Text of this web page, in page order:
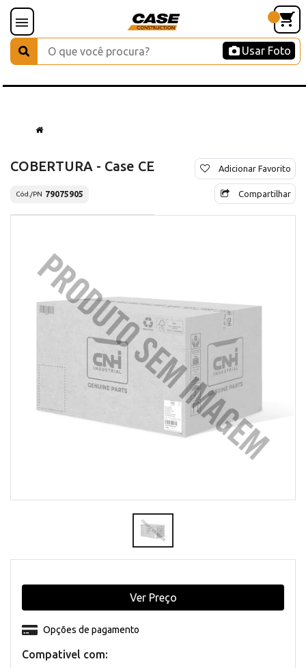
Usar Foto
COBERTURA - Case CE
Cód./PN 79075905
Adicionar Favorito
Compartilhar
Compativel com:
Opções de pagamento
Ver Preço